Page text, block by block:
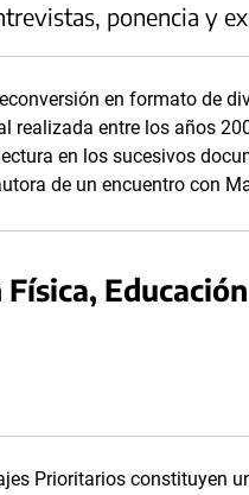
ponencia y
en formato de
realizada entre los años
en los sucesivos
de un encuentro con
Prioritarios constituyen